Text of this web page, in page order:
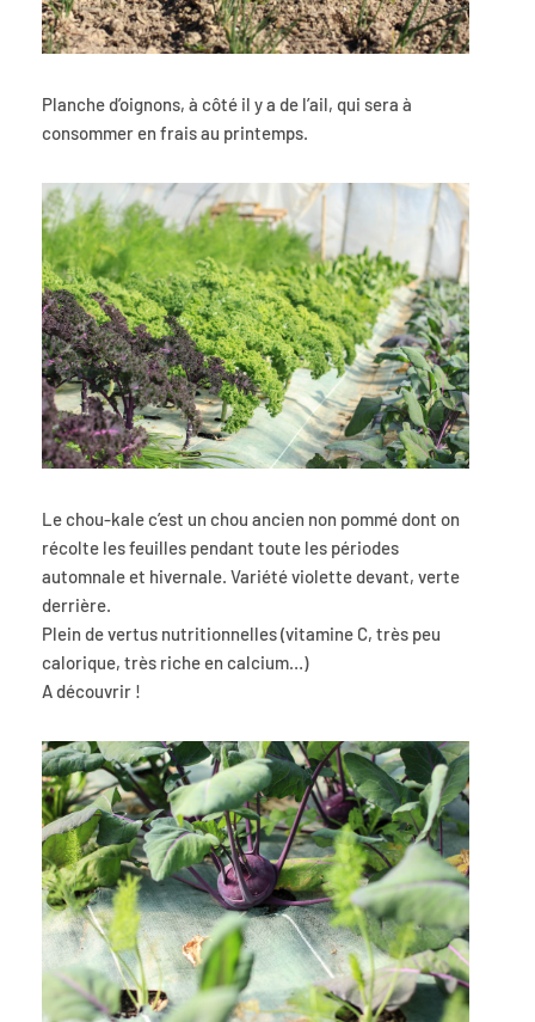
Planche d’oignons, à côté il y a de l’ail, qui sera à
consommer en frais au printemps.
Le chou-kale c’est un chou ancien non pommé dont on
récolte les feuilles pendant toute les périodes
automnale et hivernale. Variété violette devant, verte
derrière.
Plein de vertus nutritionnelles (vitamine C, très peu
calorique, très riche en calcium…)
A découvrir !